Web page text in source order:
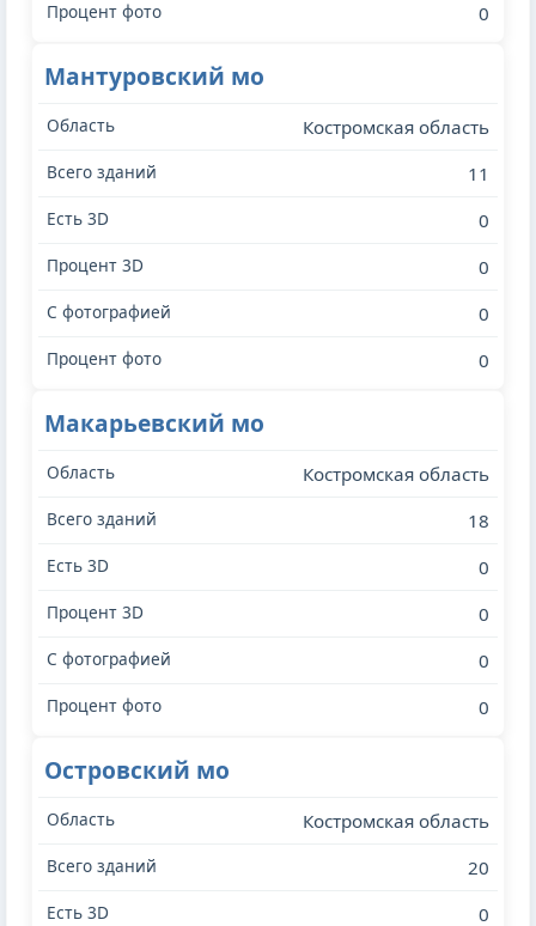
0
Мантуровский мо
Костромская область
11
0
0
0
0
Макарьевский мо
Костромская область
18
0
0
0
0
Островский мо
Костромская область
20
0